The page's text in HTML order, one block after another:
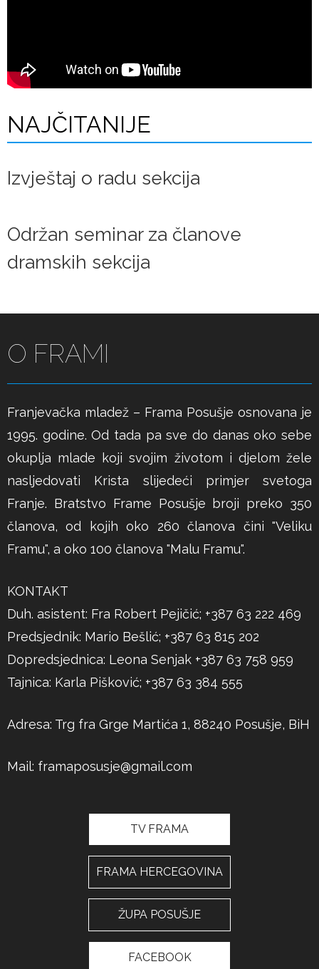
NAJČITANIJE
Izvještaj o radu sekcija
Održan seminar za članove
dramskih sekcija
O FRAMI
Franjevačka mladež – Frama Posušje osnovana je
1995. godine. Od tada pa sve do danas oko sebe
okuplja mlade koji svojim životom i djelom žele
nasljedovati Krista slijedeći primjer svetoga
Franje. Bratstvo Frame Posušje broji preko 350
članova, od kojih oko 260 članova čini "Veliku
Framu", a oko 100 članova "Malu Framu".
KONTAKT
Duh. asistent: Fra Robert Pejičić; +387 63 222 469
Predsjednik: Mario Bešlić; +387 63 815 202
Dopredsjednica: Leona Senjak +387 63 758 959
Tajnica: Karla Pišković; +387 63 384 555
Adresa: Trg fra Grge Martića 1, 88240 Posušje, BiH
Mail: framaposusje@gmail.com
TV FRAMA
FRAMA HERCEGOVINA
ŽUPA POSUŠJE
FACEBOOK